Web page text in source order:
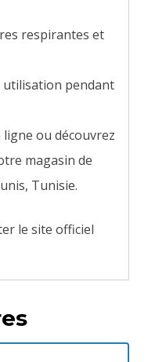
respirantes et
utilisation pendant
ou découvrez
magasin de
Tunisie.
le site officiel